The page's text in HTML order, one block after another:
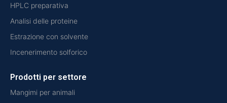
HPLC preparativa
Analisi delle proteine
Estrazione con solvente
Incenerimento solforico
Prodotti per settore
Mangimi per animali